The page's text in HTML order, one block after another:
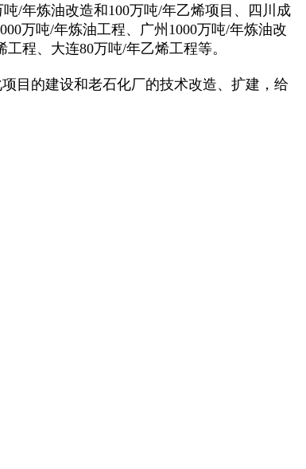
/年炼油改造和100万吨/年乙烯项目、四川成
万吨/年炼油工程、广州1000万吨/年炼油改
程、大连80万吨/年乙烯工程等。
目的建设和老石化厂的技术改造、扩建，给